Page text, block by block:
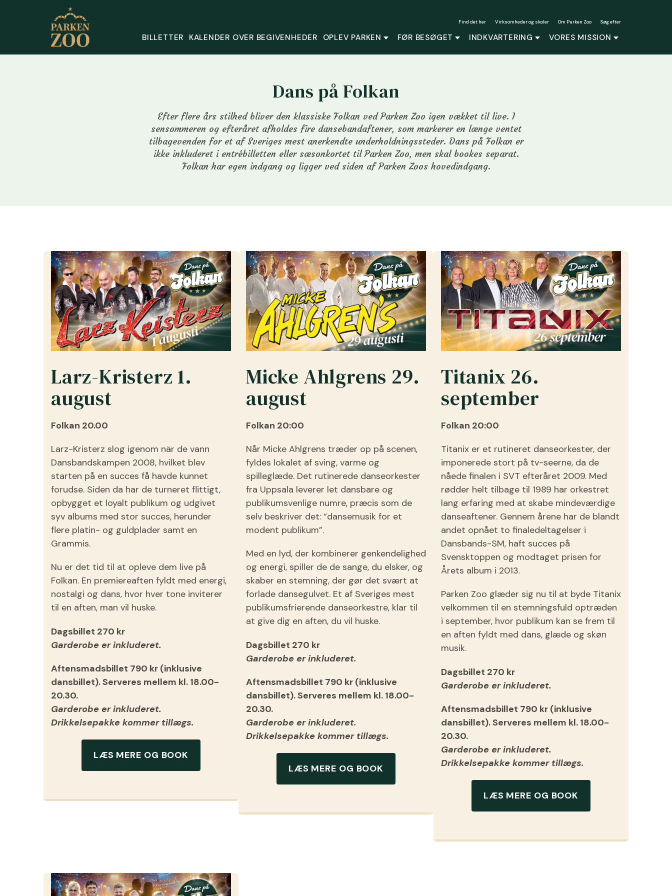
BILLETTER KALENDER OVER BEGIVENHEDER OPLEV PARKEN FØR BESØGET INDKVARTERING VORES MISSION
Find det her Virksomheder og skoler Om Parken Zoo Søg efter
Dans på Folkan
Efter flere års stilhed bliver den klassiske Folkan ved Parken Zoo igen vækket til live. I
sensommeren og efteråret afholdes fire dansebandaftener, som markerer en længe ventet
tilbagevenden for et af Sveriges mest anerkendte underholdningssteder. Dans på Folkan er
ikke inkluderet i entrébilletten eller sæsonkortet til Parken Zoo, men skal bookes separat.
Folkan har egen indgang og ligger ved siden af Parken Zoos hovedindgang.
Larz-Kristerz 1.
august
Folkan 20.00
Larz-Kristerz slog igenom när de vann
Dansbandskampen 2008, hvilket blev
starten på en succes få havde kunnet
forudse. Siden da har de turneret flittigt,
opbygget et loyalt publikum og udgivet
syv albums med stor succes, herunder
flere platin- og guldplader samt en
Grammis.
Nu er det tid til at opleve dem live på
Folkan. En premiereaften fyldt med energi,
nostalgi og dans, hvor hver tone inviterer
til en aften, man vil huske.
Dagsbillet 270 kr
Garderobe er inkluderet.
Aftensmadsbillet 790 kr (inklusive
dansbillet). Serveres mellem kl. 18.00-
20.30.
Garderobe er inkluderet.
Drikkelsepakke kommer tillægs.
LÆS MERE OG BOOK
Micke Ahlgrens 29.
august
Folkan 20:00
Når Micke Ahlgrens træder op på scenen,
fyldes lokalet af sving, varme og
spilleglæde. Det rutinerede danseorkester
fra Uppsala leverer let dansbare og
publikumsvenlige numre, præcis som de
selv beskriver det: “dansemusik for et
modent publikum”.
Med en lyd, der kombinerer genkendelighed
og energi, spiller de de sange, du elsker, og
skaber en stemning, der gør det svært at
forlade dansegulvet. Et af Sveriges mest
publikumsfrierende danseorkestre, klar til
at give dig en aften, du vil huske.
Dagsbillet 270 kr
Garderobe er inkluderet.
Aftensmadsbillet 790 kr (inklusive
dansbillet). Serveres mellem kl. 18.00-
20.30.
Garderobe er inkluderet.
Drikkelsepakke kommer tillægs.
LÆS MERE OG BOOK
Titanix 26.
september
Folkan 20:00
Titanix er et rutineret danseorkester, der
imponerede stort på tv-seerne, da de
nåede finalen i SVT efteråret 2009. Med
rødder helt tilbage til 1989 har orkestret
lang erfaring med at skabe mindeværdige
danseaftener. Gennem årene har de blandt
andet opnået to finaledeltagelser i
Dansbands-SM, haft succes på
Svensktoppen og modtaget prisen for
Årets album i 2013.
Parken Zoo glæder sig nu til at byde Titanix
velkommen til en stemningsfuld optræden
i september, hvor publikum kan se frem til
en aften fyldt med dans, glæde og skøn
musik.
Dagsbillet 270 kr
Garderobe er inkluderet.
Aftensmadsbillet 790 kr (inklusive
dansbillet). Serveres mellem kl. 18.00-
20.30.
Garderobe er inkluderet.
Drikkelsepakke kommer tillægs.
LÆS MERE OG BOOK